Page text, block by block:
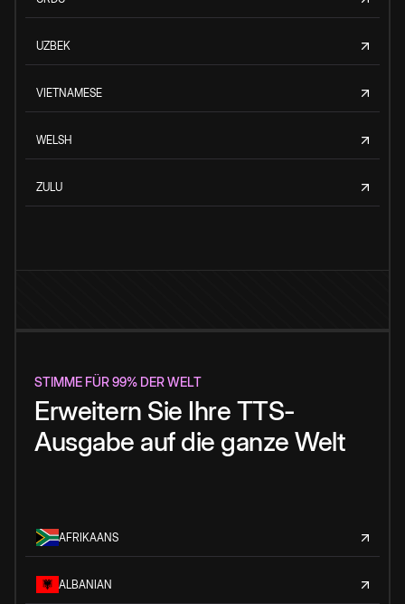
UZBEK
VIETNAMESE
WELSH
ZULU
STIMME FÜR 99% DER WELT
Erweitern Sie Ihre TTS-
Ausgabe auf die ganze Welt
AFRIKAANS
ALBANIAN